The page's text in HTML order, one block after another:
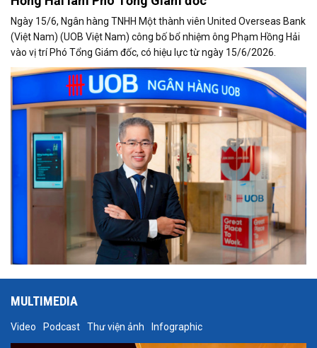
Ngày 15/6, Ngân hàng TNHH Một thành viên United Overseas Bank
(Việt Nam) (UOB Việt Nam) công bố bổ nhiệm ông Phạm Hồng Hải
vào vị trí Phó Tổng Giám đốc, có hiệu lực từ ngày 15/6/2026.
MULTIMEDIA
Video Podcast Thư viện ảnh Infographic